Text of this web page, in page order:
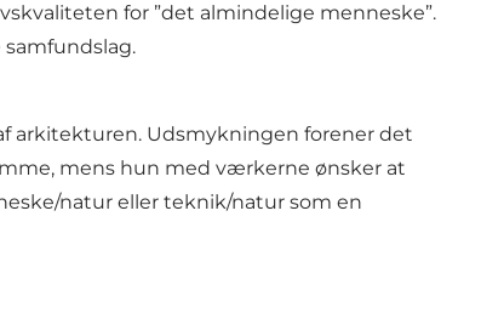
for ”det almindelige menneske”.
arkitekturen. Udsmykningen forener det
mens hun med værkerne ønsker at
natur eller teknik/natur som en